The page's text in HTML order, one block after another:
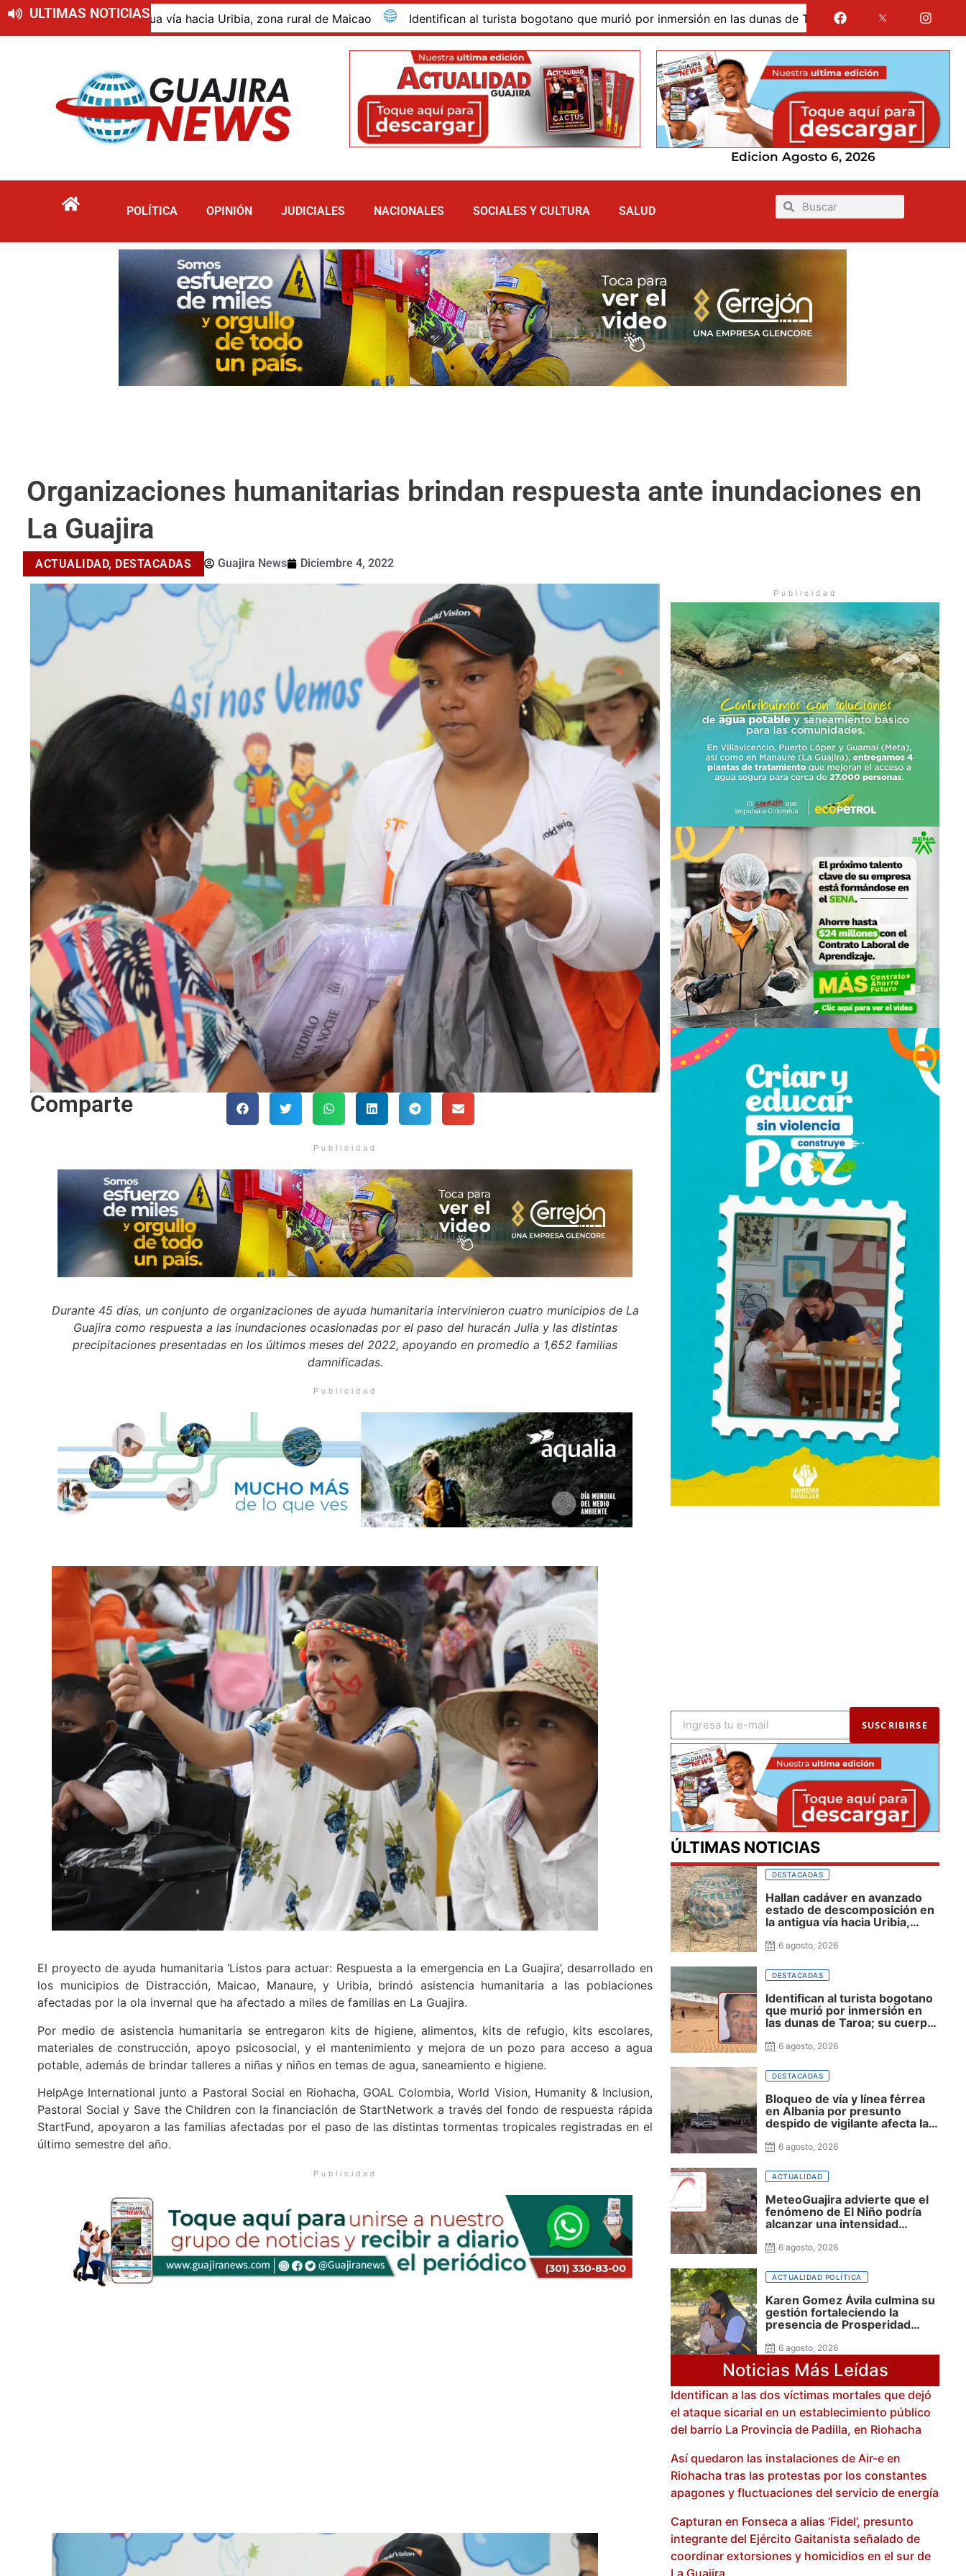
ULTIMAS NOTICIAS
vía hacia Uribia, zona rural de Maicao Identifican al turista bogotano que murió por inmersión en las dunas de Taroa; su cuerpo permanece en Riohacha a la espera de
Edicion Agosto 6, 2026
POLÍTICA OPINIÓN JUDICIALES NACIONALES SOCIALES Y CULTURA SALUD
Organizaciones humanitarias brindan respuesta ante inundaciones en
La Guajira
ACTUALIDAD, DESTACADAS Guajira News Diciembre 4, 2022
Comparte
Publicidad
Durante 45 días, un conjunto de organizaciones de ayuda humanitaria intervinieron cuatro municipios de La
Guajira como respuesta a las inundaciones ocasionadas por el paso del huracán Julia y las distintas
precipitaciones presentadas en los últimos meses del 2022, apoyando en promedio a 1,652 familias
damnificadas.
Publicidad
El proyecto de ayuda humanitaria ‘Listos para actuar: Respuesta a la emergencia en La Guajira’, desarrollado en
los municipios de Distracción, Maicao, Manaure, y Uribia, brindó asistencia humanitaria a las poblaciones
afectadas por la ola invernal que ha afectado a miles de familias en La Guajira.
Por medio de asistencia humanitaria se entregaron kits de higiene, alimentos, kits de refugio, kits escolares,
materiales de construcción, apoyo psicosocial, y el mantenimiento y mejora de un pozo para acceso a agua
potable, además de brindar talleres a niñas y niños en temas de agua, saneamiento e higiene.
HelpAge International junto a Pastoral Social en Riohacha, GOAL Colombia, World Vision, Humanity & Inclusion,
Pastoral Social y Save the Children con la financiación de StartNetwork a través del fondo de respuesta rápida
StartFund, apoyaron a las familias afectadas por el paso de las distintas tormentas tropicales registradas en el
último semestre del año.
Publicidad
Publicidad
SUSCRIBIRSE
ÚLTIMAS NOTICIAS
DESTACADAS
Hallan cadáver en avanzado
estado de descomposición en
la antigua vía hacia Uribia,
6 agosto, 2026
DESTACADAS
Identifican al turista bogotano
que murió por inmersión en
las dunas de Taroa; su cuerpo
espera de ser trasladado
6 agosto, 2026
DESTACADAS
Bloqueo de vía y línea férrea
en Albania por presunto
despido de vigilante afecta la
Manaure y la Alta Guajira
6 agosto, 2026
ACTUALIDAD
MeteoGuajira advierte que el
fenómeno de El Niño podría
alcanzar una intensidad
hasta 2027
6 agosto, 2026
ACTUALIDAD POLÍTICA
Karen Gomez Ávila culmina su
gestión fortaleciendo la
presencia de Prosperidad
6 agosto, 2026
Noticias Más Leídas
Identifican a las dos víctimas mortales que dejó
el ataque sicarial en un establecimiento público
del barrio La Provincia de Padilla, en Riohacha
Así quedaron las instalaciones de Air-e en
Riohacha tras las protestas por los constantes
apagones y fluctuaciones del servicio de energía
Capturan en Fonseca a alias ‘Fidel’, presunto
integrante del Ejército Gaitanista señalado de
coordinar extorsiones y homicidios en el sur de